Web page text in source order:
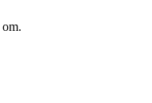
om.